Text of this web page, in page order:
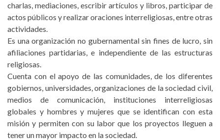
charlas, mediaciones, escribir artículos y libros, participar de
actos públicos y realizar oraciones interreligiosas, entre otras
actividades.
Es una organización no gubernamental sin fines de lucro, sin
afiliaciones partidarias, e independiente de las estructuras
religiosas.
Cuenta con el apoyo de las comunidades, de los diferentes
gobiernos, universidades, organizaciones de la sociedad civil,
medios de comunicación, instituciones interreligiosas
globales y hombres y mujeres que se identifican con esta
misión y permiten con su labor que los proyectos lleguen a
tener un mayor impacto en la sociedad.